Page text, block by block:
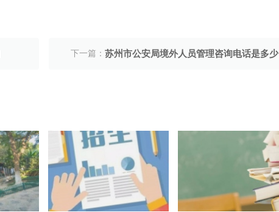
下一篇： 苏州市公安局境外人员管理咨询电话是多少